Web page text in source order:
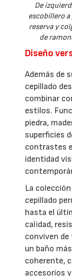
De
escobillero
reserva y
de
Diseño
Además de
cepillado
combinar
estilos.
piedra,
superficies
contrastes
identidad
La
cepillado
hasta el
calidad,
conviven
un baño
coherente,
accesorios